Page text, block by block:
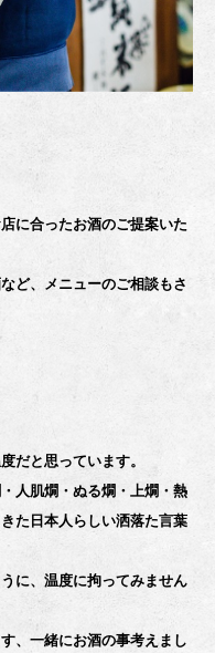
に合ったお酒のご提案いた
ど、メニューのご相談もさ
だと思っています。
人肌燗・ぬる燗・上燗・熱
た日本人らしい洒落た言葉
に、温度に拘ってみません
、一緒にお酒の事考えまし